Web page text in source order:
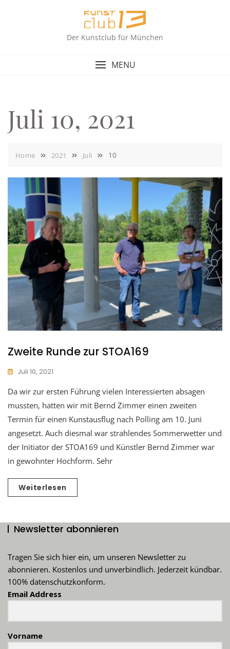
Der Kunstclub für München
MENU
Juli 10, 2021
Home 2021 Juli 10
Zweite Runde zur STOA169
Juli 10, 2021
Da wir zur ersten Führung vielen Interessierten absagen
mussten, hatten wir mit Bernd Zimmer einen zweiten
Termin für einen Kunstausflug nach Polling am 10. Juni
angesetzt. Auch diesmal war strahlendes Sommerwetter und
der Initiator der STOA169 und Künstler Bernd Zimmer war
in gewohnter Hochform. Sehr
Weiterlesen
Newsletter abonnieren
Tragen Sie sich hier ein, um unseren Newsletter zu
abonnieren. Kostenlos und unverbindlich. Jederzeit kündbar.
100% datenschutzkonform.
Email Address
Vorname